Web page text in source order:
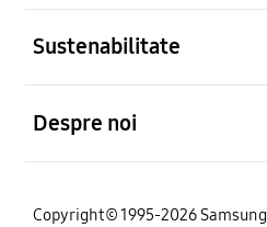
Sustenabilitate
Despre noi
Copyright© 1995-2026